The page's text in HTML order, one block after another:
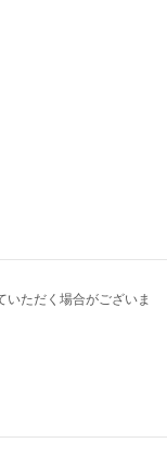
ただく場合がございま